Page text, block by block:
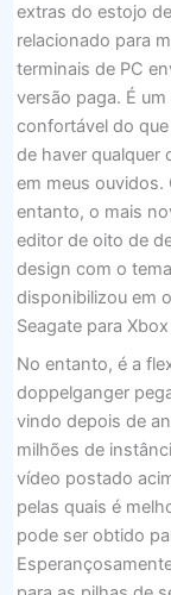
extras do estojo
relacionado para
terminais de PC
versão paga. É
confortável do
de haver qualquer
em meus
entanto, o mais
editor de oito de
design com o
disponibilizou em
Seagate para
No entanto, é a
doppelganger
vindo depois de
milhões de
vídeo postado
pelas quais é
pode ser obtido